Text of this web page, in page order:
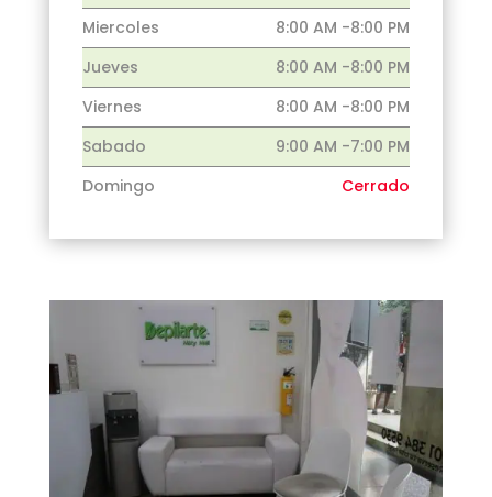
Miercoles
8:00 AM -8:00 PM
Jueves
8:00 AM -8:00 PM
Viernes
8:00 AM -8:00 PM
Sabado
9:00 AM -7:00 PM
Domingo
Cerrado